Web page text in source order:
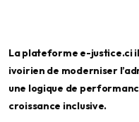
La plateforme e-justice.ci
ivoirien de moderniser
une logique de
croissance inclusive.